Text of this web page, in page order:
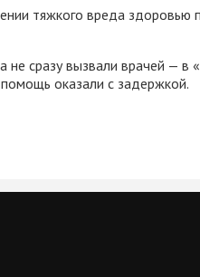
тяжкого вреда здоровью
сразу вызвали врачей — в
помощь оказали с задержкой.